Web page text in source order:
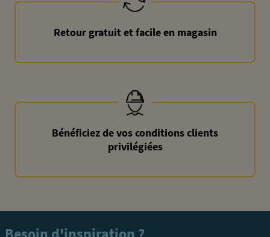
Retour gratuit et facile en magasin
Bénéficiez de vos conditions clients
privilégiées